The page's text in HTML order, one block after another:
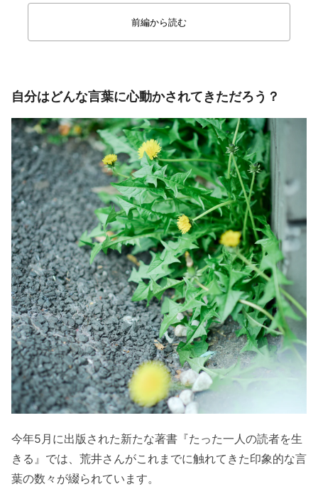
前編から読む
自分はどんな言葉に心動かされてきただろう？
今年5月に出版された新たな著書『たった一人の読者を生
きる』では、荒井さんがこれまでに触れてきた印象的な言
葉の数々が綴られています。